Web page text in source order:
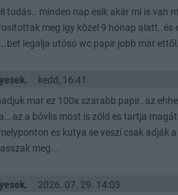
tudás.. minden nap esik akár mi is van
meg igy közel 9 hónap
legalja utósó wc papir jobb már
kedd, 16:41
mar ez 100x szarabb papir..az
a bóvlis most is zöld es tartja
es kutya se veszi csak
meg...
2026. 07. 29. 14:03